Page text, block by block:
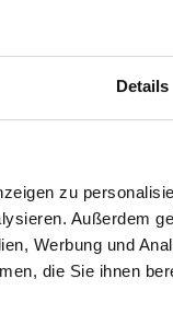
Details
zu
Außerdem
Werbung und
die Sie ihnen